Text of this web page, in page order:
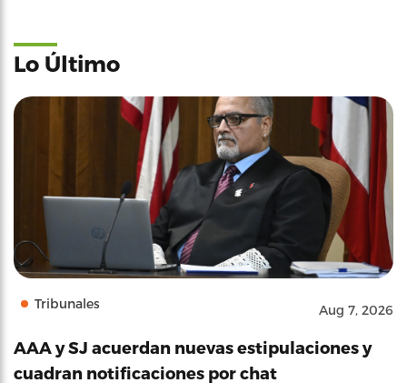
Lo Último
Tribunales Aug 7, 2026
AAA y SJ acuerdan nuevas estipulaciones y
cuadran notificaciones por chat